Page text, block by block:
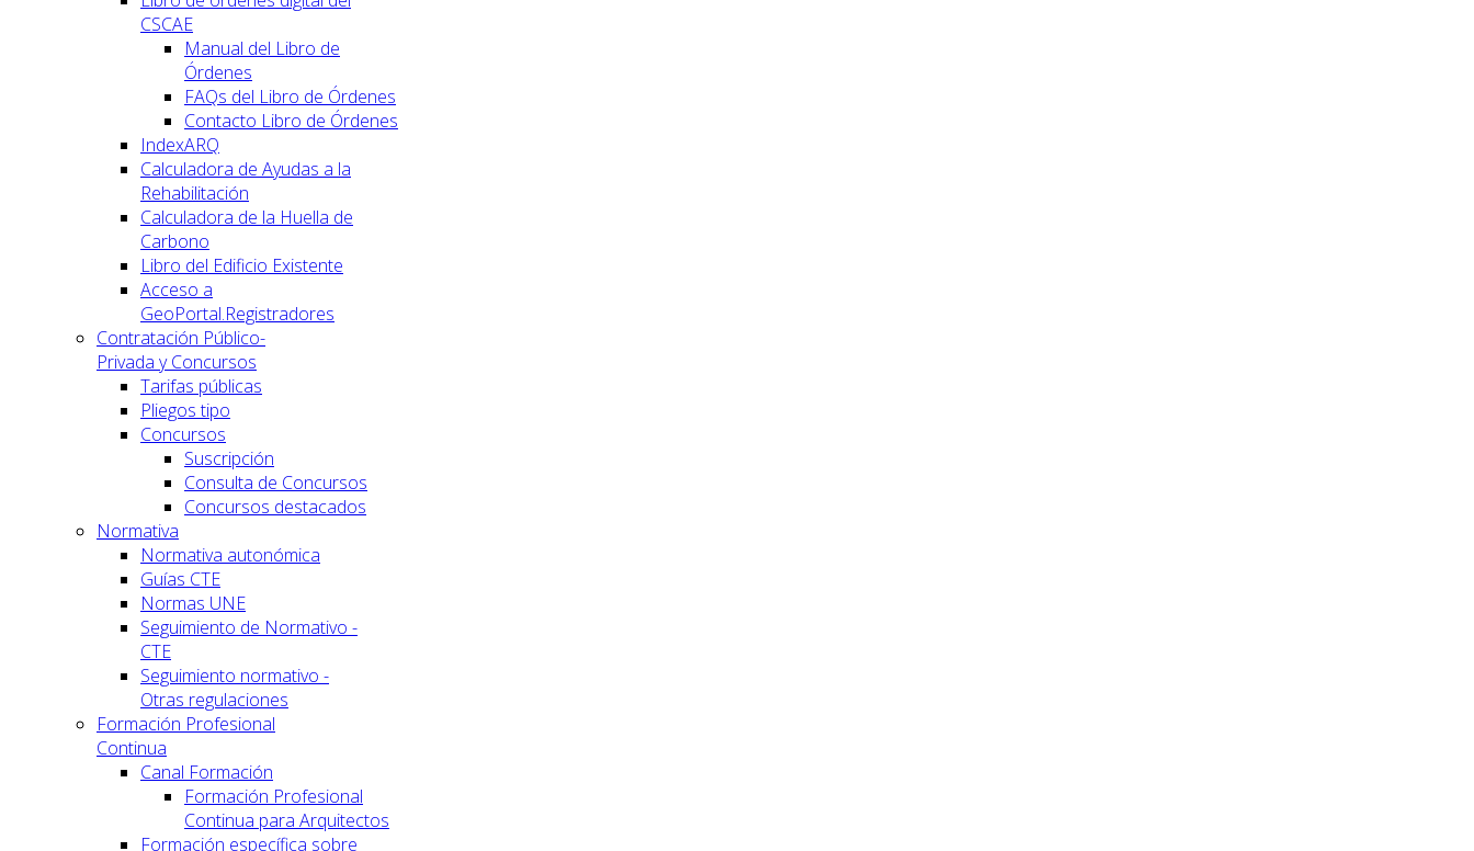
CSCAE
Manual del Libro de
Órdenes
FAQs del Libro de Órdenes
Contacto Libro de Órdenes
IndexARQ
Calculadora de Ayudas a la
Rehabilitación
Calculadora de la Huella de
Carbono
Libro del Edificio Existente
Acceso a
GeoPortal.Registradores
Contratación Público-
Privada y Concursos
Tarifas públicas
Pliegos tipo
Concursos
Suscripción
Consulta de Concursos
Concursos destacados
Normativa
Normativa autonómica
Guías CTE
Normas UNE
Seguimiento de Normativo -
CTE
Seguimiento normativo -
Otras regulaciones
Formación Profesional
Continua
Canal Formación
Formación Profesional
Continua para Arquitectos
Formación específica sobre